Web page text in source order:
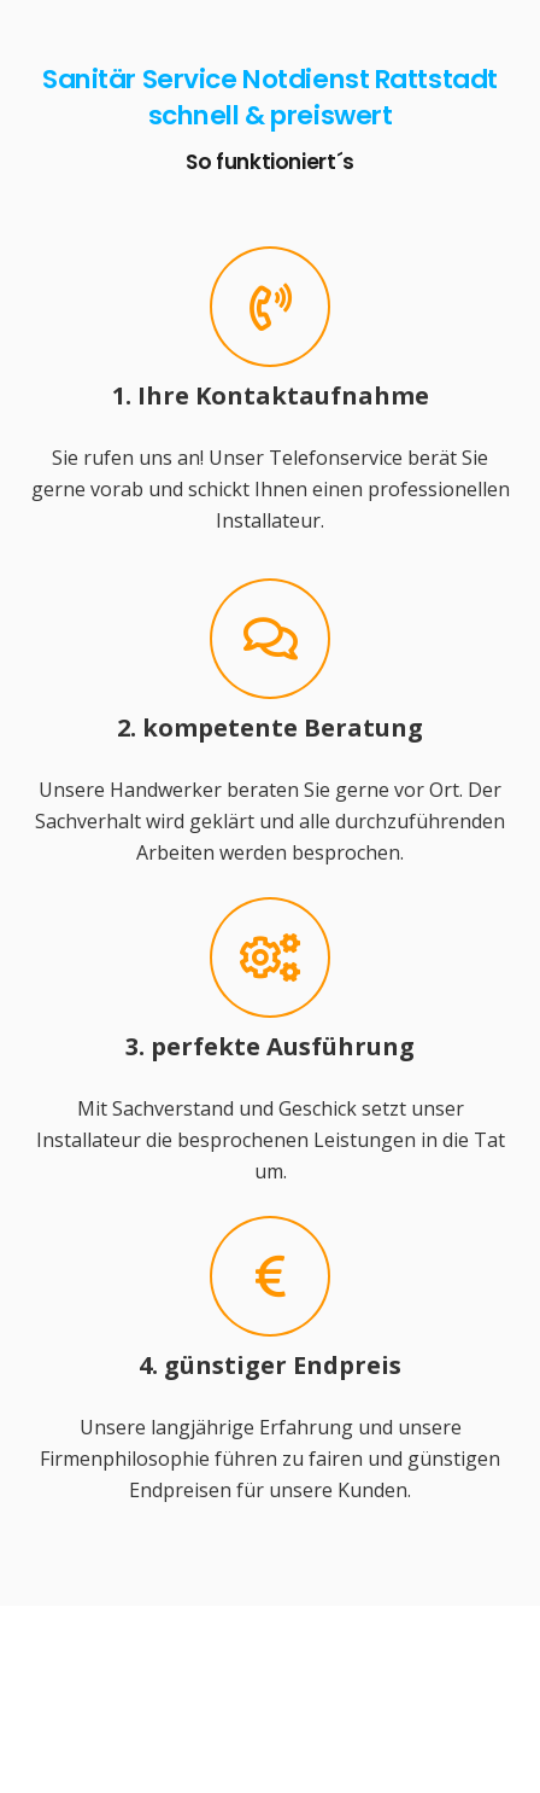
Sanitär Service Notdienst Rattstadt
schnell & preiswert
So funktioniert´s
1. Ihre Kontaktaufnahme
Sie rufen uns an! Unser Telefonservice berät Sie
gerne vorab und schickt Ihnen einen professionellen
Installateur.
2. kompetente Beratung
Unsere Handwerker beraten Sie gerne vor Ort. Der
Sachverhalt wird geklärt und alle durchzuführenden
Arbeiten werden besprochen.
3. perfekte Ausführung
Mit Sachverstand und Geschick setzt unser
Installateur die besprochenen Leistungen in die Tat
um.
4. günstiger Endpreis
Unsere langjährige Erfahrung und unsere
Firmenphilosophie führen zu fairen und günstigen
Endpreisen für unsere Kunden.